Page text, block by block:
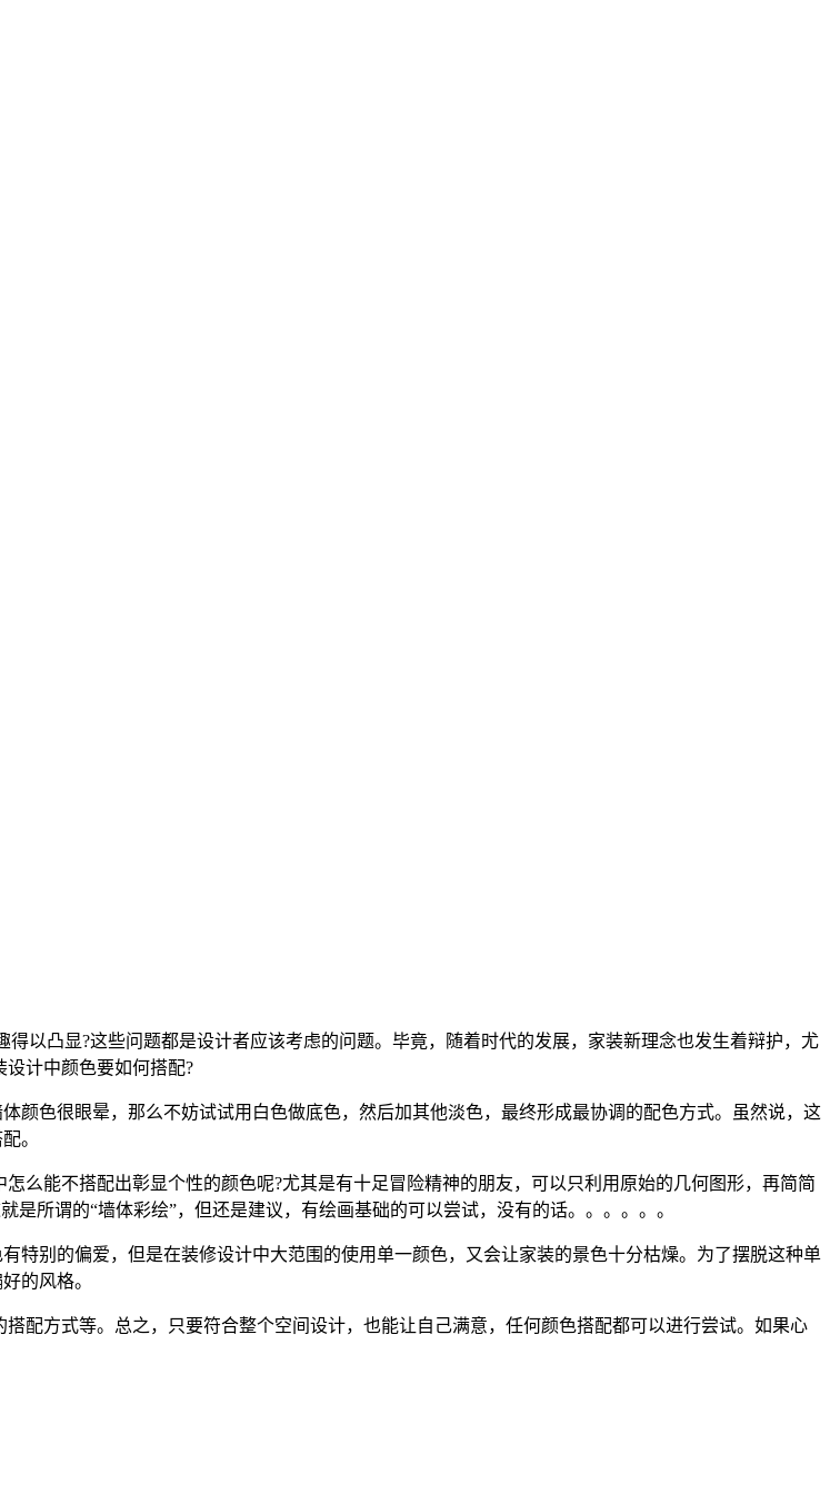
以凸显?这些问题都是设计者应该考虑的问题。毕竟，随着时代的发展，家装新理念也发生着辩护，尤
计中颜色要如何搭配?
颜色很眼晕，那么不妨试试用白色做底色，然后加其他淡色，最终形成最协调的配色方式。虽然说，这
。
么能不搭配出彰显个性的颜色呢?尤其是有十足冒险精神的朋友，可以只利用原始的几何图形，再简简
所谓的“墙体彩绘”，但还是建议，有绘画基础的可以尝试，没有的话。。。。。。
特别的偏爱，但是在装修设计中大范围的使用单一颜色，又会让家装的景色十分枯燥。为了摆脱这种单
的风格。
配方式等。总之，只要符合整个空间设计，也能让自己满意，任何颜色搭配都可以进行尝试。如果心